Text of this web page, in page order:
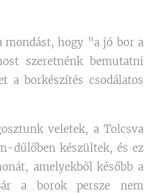
mondást, hogy "a jó bor a
szeretnénk bemutatni
a borkészítés csodálatos
veletek, a Tolcsva
dűlőben készültek, és ez
amelyekből később a
a borok persze nem